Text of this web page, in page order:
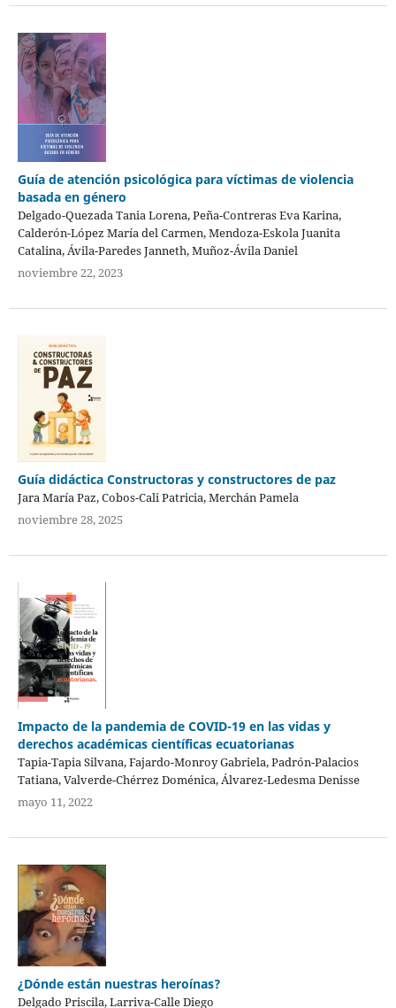
Guía de atención psicológica para víctimas de violencia
basada en género
Delgado-Quezada Tania Lorena, Peña-Contreras Eva Karina,
Calderón-López María del Carmen, Mendoza-Eskola Juanita
Catalina, Ávila-Paredes Janneth, Muñoz-Ávila Daniel
noviembre 22, 2023
Guía didáctica Constructoras y constructores de paz
Jara María Paz, Cobos-Cali Patricia, Merchán Pamela
noviembre 28, 2025
Impacto de la pandemia de COVID-19 en las vidas y
derechos académicas científicas ecuatorianas
Tapia-Tapia Silvana, Fajardo-Monroy Gabriela, Padrón-Palacios
Tatiana, Valverde-Chérrez Doménica, Álvarez-Ledesma Denisse
mayo 11, 2022
¿Dónde están nuestras heroínas?
Delgado Priscila, Larriva-Calle Diego